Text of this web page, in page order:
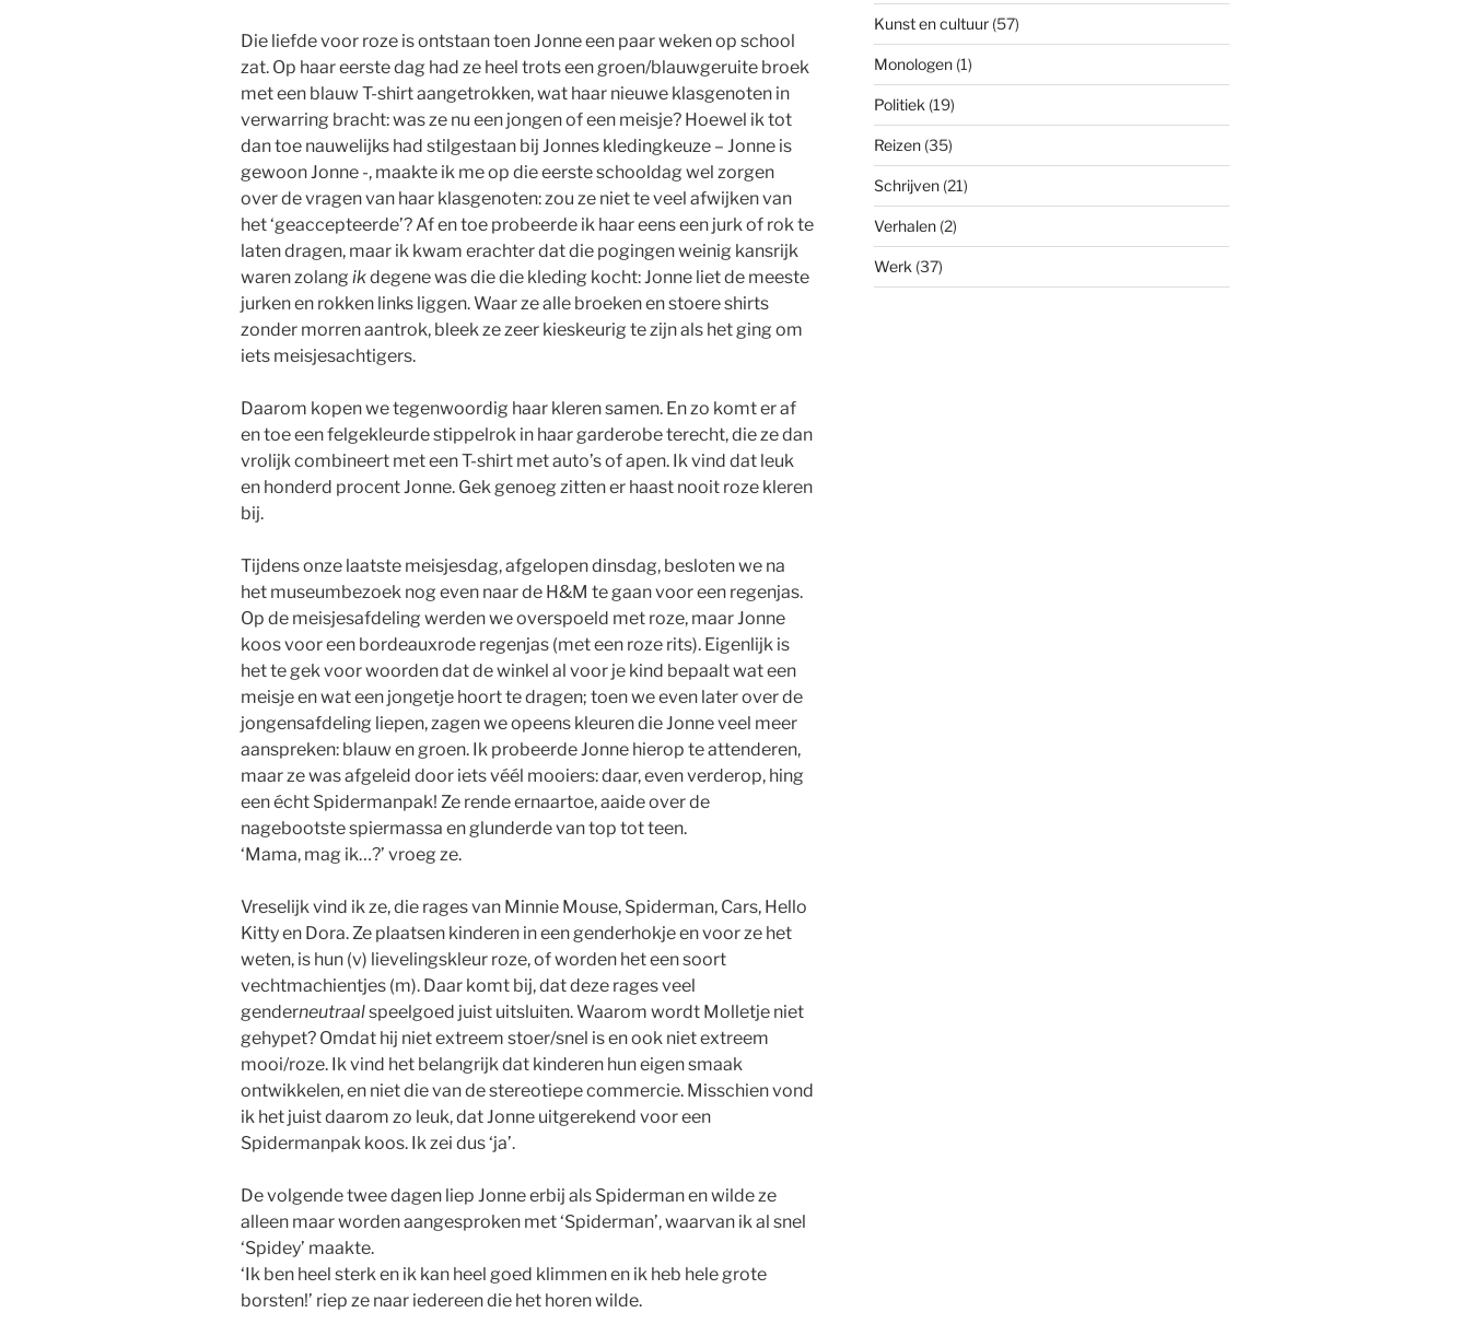
Die liefde voor roze is ontstaan toen Jonne een paar weken op school
zat. Op haar eerste dag had ze heel trots een groen/blauwgeruite broek
met een blauw T-shirt aangetrokken, wat haar nieuwe klasgenoten in
verwarring bracht: was ze nu een jongen of een meisje? Hoewel ik tot
dan toe nauwelijks had stilgestaan bij Jonnes kledingkeuze – Jonne is
gewoon Jonne -, maakte ik me op die eerste schooldag wel zorgen
over de vragen van haar klasgenoten: zou ze niet te veel afwijken van
het ‘geaccepteerde’? Af en toe probeerde ik haar eens een jurk of rok te
laten dragen, maar ik kwam erachter dat die pogingen weinig kansrijk
waren zolang ikdegene was die die kleding kocht: Jonne liet de meeste
jurken en rokken links liggen. Waar ze alle broeken en stoere shirts
zonder morren aantrok, bleek ze zeer kieskeurig te zijn als het ging om
iets meisjesachtigers.
Daarom kopen we tegenwoordig haar kleren samen. En zo komt er af
en toe een felgekleurde stippelrok in haar garderobe terecht, die ze dan
vrolijk combineert met een T-shirt met auto’s of apen. Ik vind dat leuk
en honderd procent Jonne. Gek genoeg zitten er haast nooit roze kleren
bij.
Tijdens onze laatste meisjesdag, afgelopen dinsdag, besloten we na
het museumbezoek nog even naar de H&M te gaan voor een regenjas.
Op de meisjesafdeling werden we overspoeld met roze, maar Jonne
koos voor een bordeauxrode regenjas (met een roze rits). Eigenlijk is
het te gek voor woorden dat de winkel al voor je kind bepaalt wat een
meisje en wat een jongetje hoort te dragen; toen we even later over de
jongensafdeling liepen, zagen we opeens kleuren die Jonne veel meer
aanspreken: blauw en groen. Ik probeerde Jonne hierop te attenderen,
maar ze was afgeleid door iets véél mooiers: daar, even verderop, hing
een écht Spidermanpak! Ze rende ernaartoe, aaide over de
nagebootste spiermassa en glunderde van top tot teen.
‘Mama, mag ik…?’ vroeg ze.
Vreselijk vind ik ze, die rages van Minnie Mouse, Spiderman, Cars, Hello
Kitty en Dora. Ze plaatsen kinderen in een genderhokje en voor ze het
weten, is hun (v) lievelingskleur roze, of worden het een soort
vechtmachientjes (m). Daar komt bij, dat deze rages veel
genderneutraalspeelgoed juist uitsluiten. Waarom wordt Molletje niet
gehypet? Omdat hij niet extreem stoer/snel is en ook niet extreem
mooi/roze. Ik vind het belangrijk dat kinderen hun eigen smaak
ontwikkelen, en niet die van de stereotiepe commercie. Misschien vond
ik het juist daarom zo leuk, dat Jonne uitgerekend voor een
Spidermanpak koos. Ik zei dus ‘ja’.
De volgende twee dagen liep Jonne erbij als Spiderman en wilde ze
alleen maar worden aangesproken met ‘Spiderman’, waarvan ik al snel
‘Spidey’ maakte.
‘Ik ben heel sterk en ik kan heel goed klimmen en ik heb hele grote
borsten!’ riep ze naar iedereen die het horen wilde.
Kunst en cultuur(57)
Monologen(1)
Politiek (19)
Reizen(35)
Schrijven(21)
Verhalen(2)
Werk (37)